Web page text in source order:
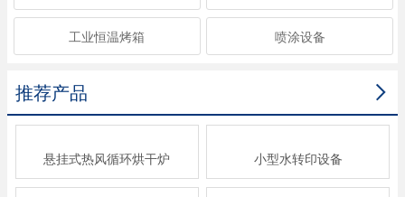
工业恒温烤箱 喷涂设备

推荐产品
悬挂式热风循环烘干炉 小型水转印设备